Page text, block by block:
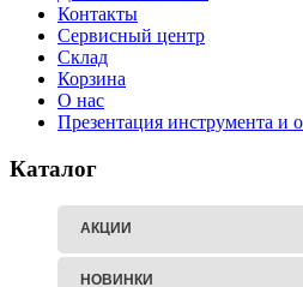
Контакты
Сервисный центр
Склад
Корзина
О нас
Презентация инструмента и
Каталог
АКЦИИ
НОВИНКИ